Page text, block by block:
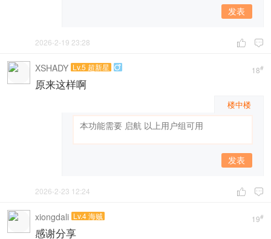
发表
 
2026-2-19 23:28
18#
XSHADY Lv.5 超新星 
原来这样啊
楼中楼
发表
 
2026-2-23 12:24
19#
xiongdali Lv.4 海贼
感谢分享